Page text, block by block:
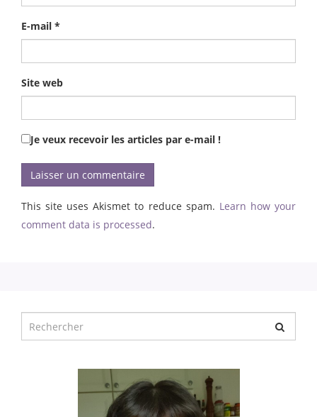
E-mail *
Site web
Je veux recevoir les articles par e-mail !
This site uses Akismet to reduce spam. Learn how your
comment data is processed.
pour